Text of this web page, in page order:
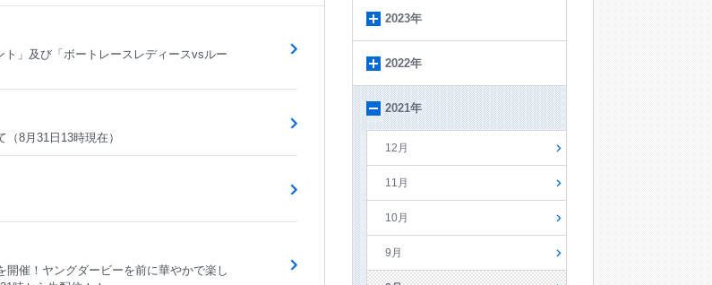
」及び「ボートレースレディースvsルー
8月31日13時現在）
催！ヤングダービーを前に華やかで楽し
2023年
2022年
2021年
12月
11月
10月
9月